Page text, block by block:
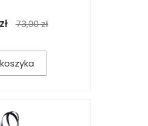
73,00 zł